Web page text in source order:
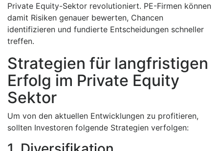
Private Equity-Sektor revolutioniert. PE-Firmen können
damit Risiken genauer bewerten, Chancen
identifizieren und fundierte Entscheidungen schneller
treffen.
Strategien für langfristigen
Erfolg im Private Equity
Sektor
Um von den aktuellen Entwicklungen zu profitieren,
sollten Investoren folgende Strategien verfolgen: